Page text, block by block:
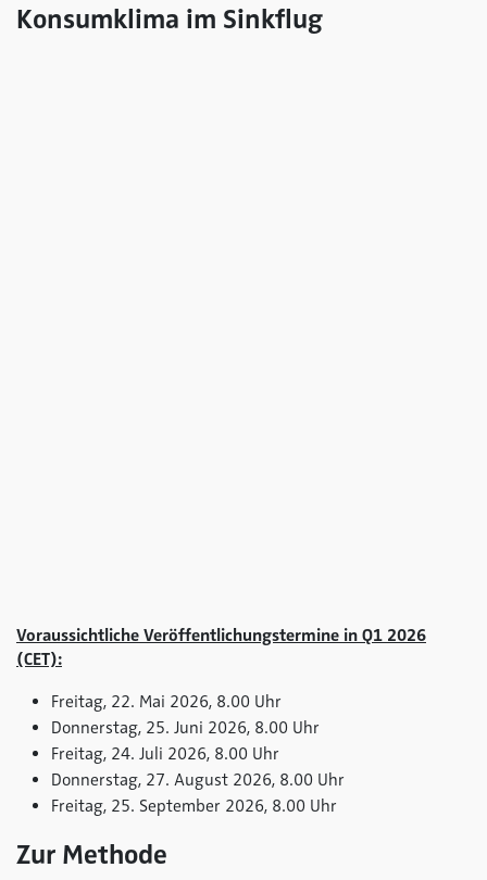
Konsumklima im Sinkflug
Voraussichtliche Veröffentlichungstermine in Q1 2026
(CET):
Freitag, 22. Mai 2026, 8.00 Uhr
Donnerstag, 25. Juni 2026, 8.00 Uhr
Freitag, 24. Juli 2026, 8.00 Uhr
Donnerstag, 27. August 2026, 8.00 Uhr
Freitag, 25. September 2026, 8.00 Uhr
Zur Methode